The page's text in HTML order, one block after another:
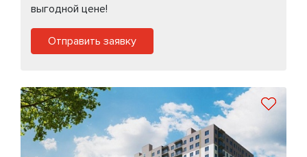
выгодной цене!
Отправить заявку